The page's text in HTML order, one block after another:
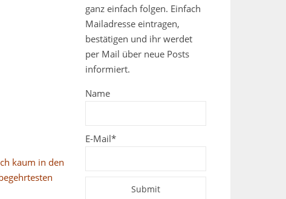
kaum in den
ganz einfach folgen. Einfach
Mailadresse eintragen,
bestätigen und ihr werdet
per Mail über neue Posts
informiert.
Name
E-Mail*